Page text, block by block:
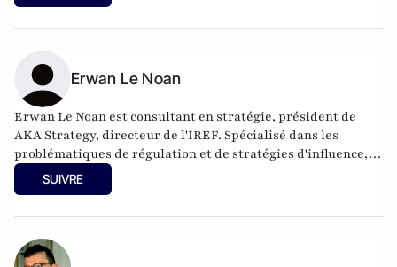
Erwan Le Noan
Erwan Le Noan est consultant en stratégie, président de
AKA Strategy, directeur de l'IREF. Spécialisé dans les
problématiques de régulation et de stratégies d'influence, il
a enseigné le droit et l'économie à Sciences Po et Assas. Il est
également membre de la Fondapol et auteur de plusieurs
SUIVRE